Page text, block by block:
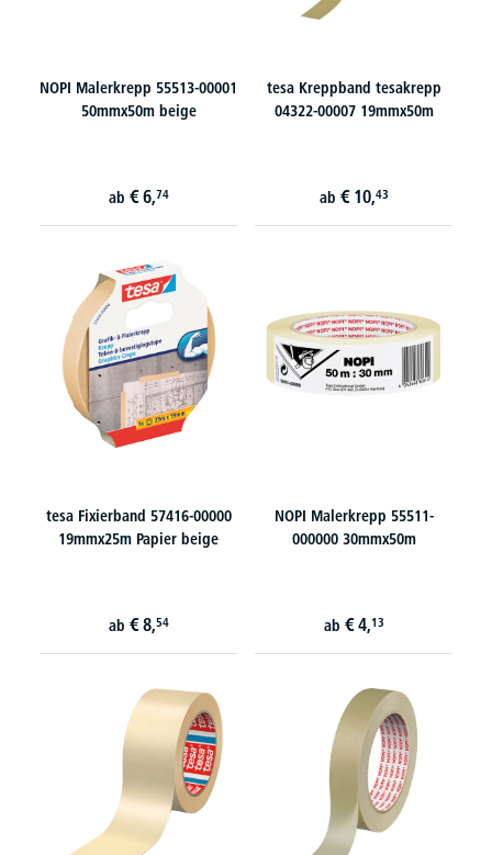
NOPI Malerkrepp 55513-00001
50mmx50m beige
ab € 6,74
tesa Kreppband tesakrepp
04322-00007 19mmx50m
ab € 10,43
tesa Fixierband 57416-00000
19mmx25m Papier beige
ab € 8,54
NOPI Malerkrepp 55511-
000000 30mmx50m
ab € 4,13